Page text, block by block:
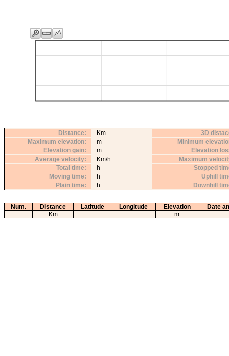
Distance
Km
Maximum elevation
m
Elevation gain
m
Average velocity
Km/h
Total time
h
Moving time
h
Plain time
h
3D
Minimum
Elevation
Maximum
Stopped
Uphill
Downhill
Num. Distance Latitude Longitude Elevation
Date
Km
m